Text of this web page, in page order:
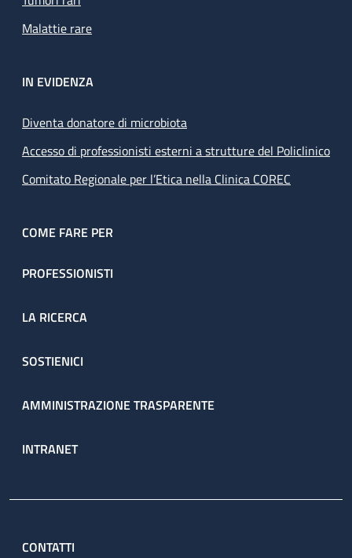
Malattie rare
IN EVIDENZA
Diventa donatore di microbiota
Accesso di professionisti esterni a strutture del Policlinico
Comitato Regionale per l’Etica nella Clinica COREC
COME FARE PER
PROFESSIONISTI
LA RICERCA
SOSTIENICI
AMMINISTRAZIONE TRASPARENTE
INTRANET
CONTATTI